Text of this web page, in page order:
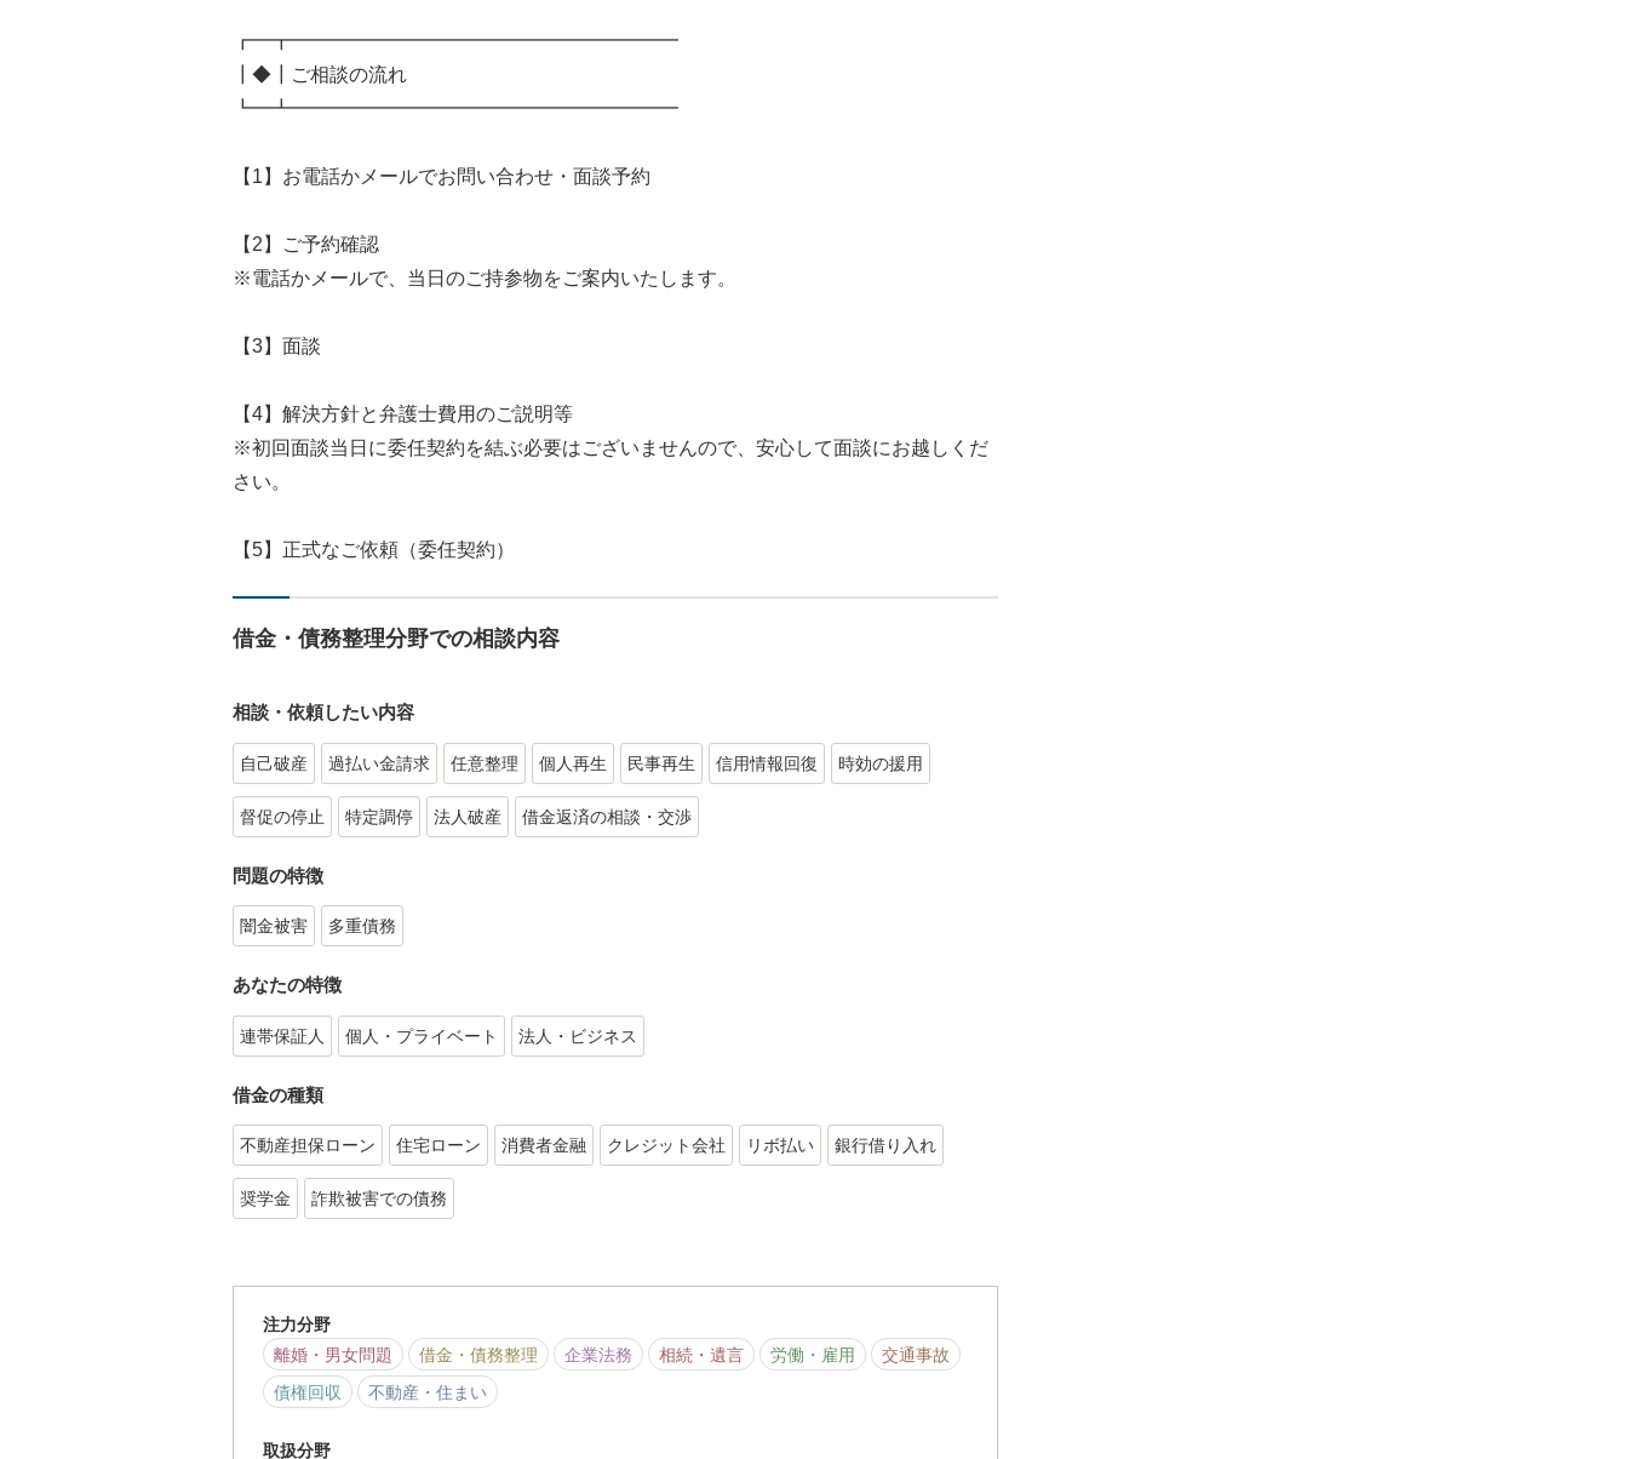
┏━┳━━━━━━━━━━━━━━━━━━━━
┃◆┃ご相談の流れ
┗━┻━━━━━━━━━━━━━━━━━━━━
【1】お電話かメールでお問い合わせ・面談予約
【2】ご予約確認
※電話かメールで、当日のご持参物をご案内いたします。
【3】面談
【4】解決方針と弁護士費用のご説明等
※初回面談当日に委任契約を結ぶ必要はございませんので、安心して面談にお越しくだ
さい。
【5】正式なご依頼（委任契約）
借金・債務整理分野での相談内容
相談・依頼したい内容
自己破産 過払い金請求 任意整理 個人再生 民事再生 信用情報回復 時効の援用
督促の停止 特定調停 法人破産 借金返済の相談・交渉
問題の特徴
闇金被害 多重債務
あなたの特徴
連帯保証人 個人・プライベート 法人・ビジネス
借金の種類
不動産担保ローン 住宅ローン 消費者金融 クレジット会社 リボ払い 銀行借り入れ
奨学金 詐欺被害での債務
注力分野
離婚・男女問題
借金・債務整理 企業法務 相続・遺言 労働・雇用
交通事故
債権回収
不動産・住まい
取扱分野